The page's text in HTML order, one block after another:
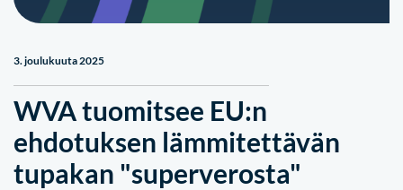
3. joulukuuta 2025
WVA tuomitsee EU:n
ehdotuksen lämmitettävän
tupakan "superverosta"